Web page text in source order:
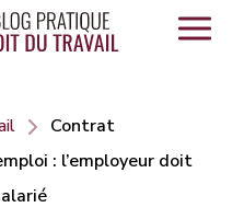
Contrat
: l’employeur doit